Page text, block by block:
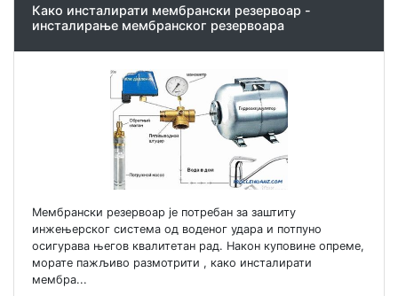
Како инсталирати мембрански резервоар -
инсталирање мембранског резервоара
Мембрански резервоар је потребан за заштиту
инжењерског система од воденог удара и потпуно
осигурава његов квалитетан рад. Након куповине опреме,
морате пажљиво размотрити , како инсталирати
мембра...